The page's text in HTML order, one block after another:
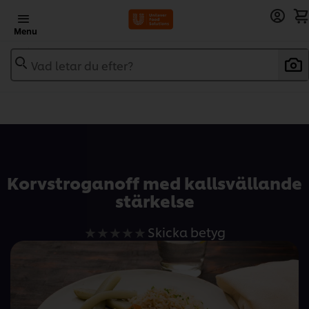
Menu
Vad letar du efter?
Korvstroganoff med kallsvällande
stärkelse
Inga
har
skickats
för
Skicka betyg